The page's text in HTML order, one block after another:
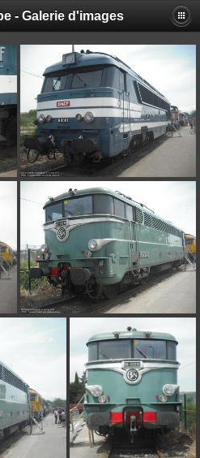
- Galerie d'images